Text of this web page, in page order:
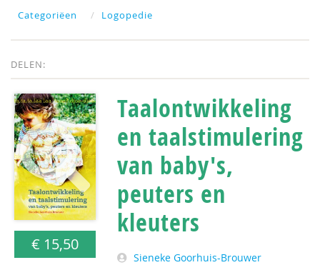
Categoriëen Logopedie
DELEN:
€ 15,50
Taalontwikkeling
en taalstimulering
van baby's,
peuters en
kleuters
Sieneke Goorhuis-Brouwer